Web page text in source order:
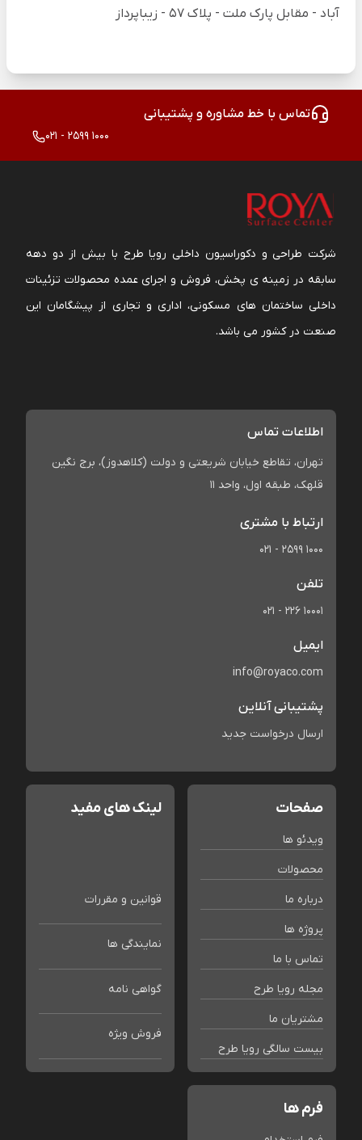
آباد - مقابل پارک ملت - پلاک 57 - زیباپرداز
تماس با خط مشاوره و پشتیبانی
021 - 2599 1000
شرکت طراحی و دکوراسیون داخلی رویا طرح با بیش از دو دهه
سابقه در زمینه ی پخش، فروش و اجرای عمده محصولات تزئینات
داخلی ساختمان های مسکونی، اداری و تجاری از پیشگامان این
صنعت در کشور می باشد.
اطلاعات تماس
تهران، تقاطع خیابان شریعتی و دولت (کلاهدوز)، برج نگین
قلهک، طبقه اول، واحد 11
ارتباط با مشتری
021 - 2599 1000
تلفن
021 - 226 10001
ایمیل
info@royaco.com
پشتیبانی آنلاین
ارسال درخواست جدید
صفحات
ویدئو ها
محصولات
درباره ما
پروژه ها
تماس با ما
مجله رویا طرح
مشتریان ما
بیست سالگی رویا طرح
لینک های مفید
قوانین و مقررات
نمایندگی ها
گواهی نامه
فروش ویژه
فرم ها